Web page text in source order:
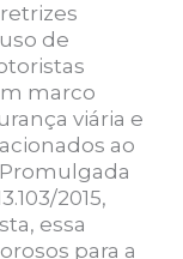
de
marco
viária e
ao
2015,
essa
para a